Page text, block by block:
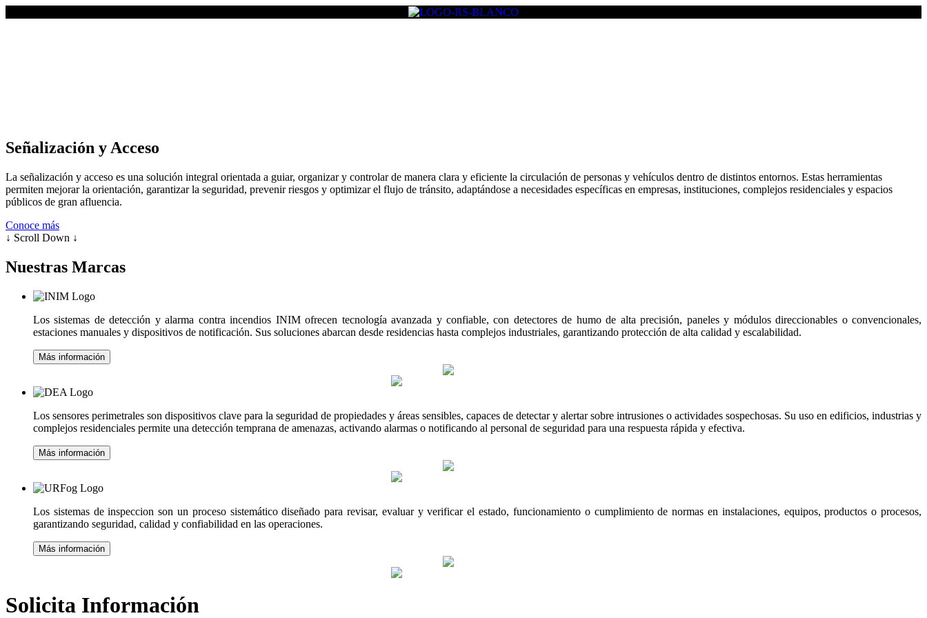
Señalización y Acceso
La señalización y acceso es una solución integral orientada a guiar, organizar y controlar de manera clara y eficiente la circulación de personas y vehículos dentro de distintos entornos. Estas herramientas
permiten mejorar la orientación, garantizar la seguridad, prevenir riesgos y optimizar el flujo de tránsito, adaptándose a necesidades específicas en empresas, instituciones, complejos residenciales y espacios
públicos de gran afluencia.
Conoce más
↓ Scroll Down ↓
Nuestras Marcas
Los sistemas de detección y alarma contra incendios INIM ofrecen tecnología avanzada y confiable, con detectores de humo de alta precisión, paneles y módulos direccionables o convencionales,
estaciones manuales y dispositivos de notificación. Sus soluciones abarcan desde residencias hasta complejos industriales, garantizando protección de alta calidad y escalabilidad.
Más información
Los sensores perimetrales son dispositivos clave para la seguridad de propiedades y áreas sensibles, capaces de detectar y alertar sobre intrusiones o actividades sospechosas. Su uso en edificios, industrias y
complejos residenciales permite una detección temprana de amenazas, activando alarmas o notificando al personal de seguridad para una respuesta rápida y efectiva.
Más información
Los sistemas de inspeccion son un proceso sistemático diseñado para revisar, evaluar y verificar el estado, funcionamiento o cumplimiento de normas en instalaciones, equipos, productos o procesos,
garantizando seguridad, calidad y confiabilidad en las operaciones.
Más información
Solicita Información